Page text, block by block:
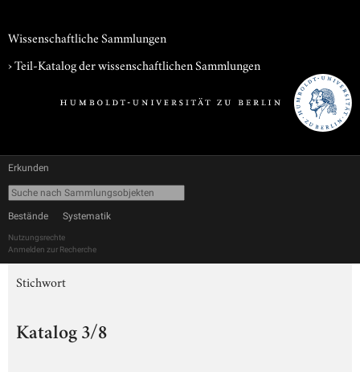
Wissenschaftliche Sammlungen
› Teil-Katalog der wissenschaftlichen Sammlungen
Erkunden
Bestände Systematik
Nutzungsrechte
Anmelden zur Recherche
Stichwort
Katalog 3/8